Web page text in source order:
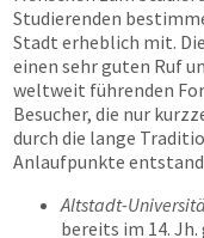
Studierenden
Stadt erheblich mit.
einen sehr guten Ruf
weltweit führenden
Besucher, die nur
durch die lange
Anlaufpunkte
Altstadt-
bereits im 14.